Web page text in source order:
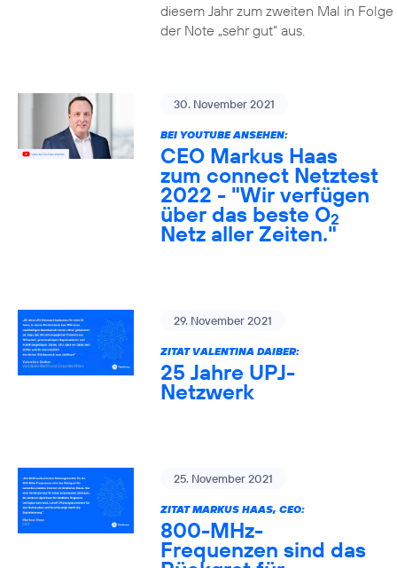
diesem Jahr zum zweiten Mal in Folge
der Note „sehr gut“ aus.
30. November 2021
BEI YOUTUBE ANSEHEN:
CEO Markus Haas
zum connect Netztest
2022 - "Wir verfügen
über das beste O2
Netz aller Zeiten."
29. November 2021
ZITAT VALENTINA DAIBER:
25 Jahre UPJ-
Netzwerk
25. November 2021
ZITAT MARKUS HAAS, CEO:
800-MHz-
Frequenzen sind das